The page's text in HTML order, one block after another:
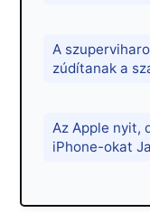
A
zúdítanak a
Az Apple nyit,
iPhone-okat